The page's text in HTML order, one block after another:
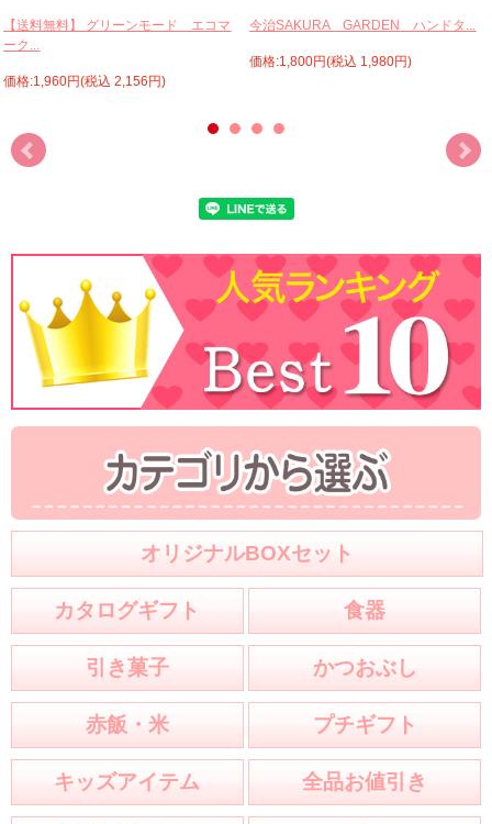
【送料無料】 グリーンモード エコマ
ーク...
価格:1,960円(税込 2,156円)
今治SAKURA GARDEN ハンドタ...
価格:1,800円(税込 1,980円)
オリジナルBOXセット
カタログギフト 食器
引き菓子 かつおぶし
赤飯・米 プチギフト
キッズアイテム 全品お値引き